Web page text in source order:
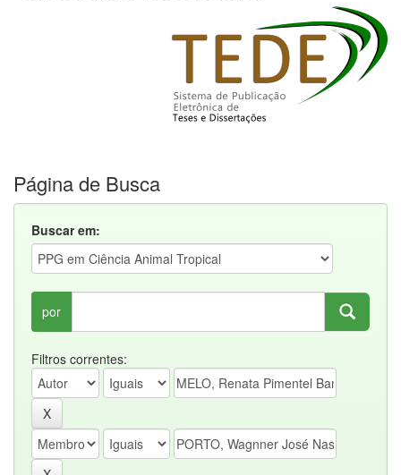
Página de Busca
Buscar em:
por
Filtros correntes: